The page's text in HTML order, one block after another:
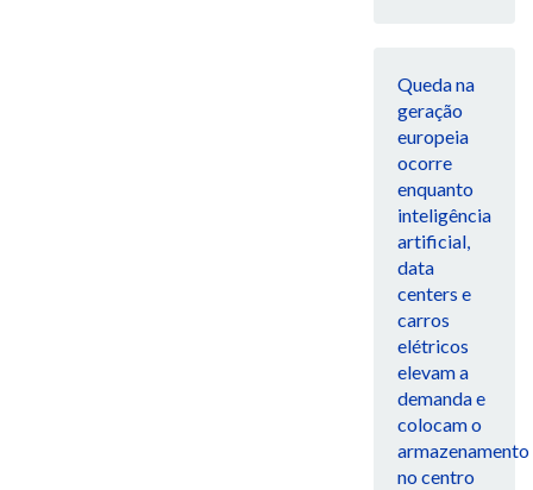
Queda na
geração
europeia
ocorre
enquanto
inteligência
artificial,
data
centers e
carros
elétricos
elevam a
demanda e
colocam o
armazenamento
no centro